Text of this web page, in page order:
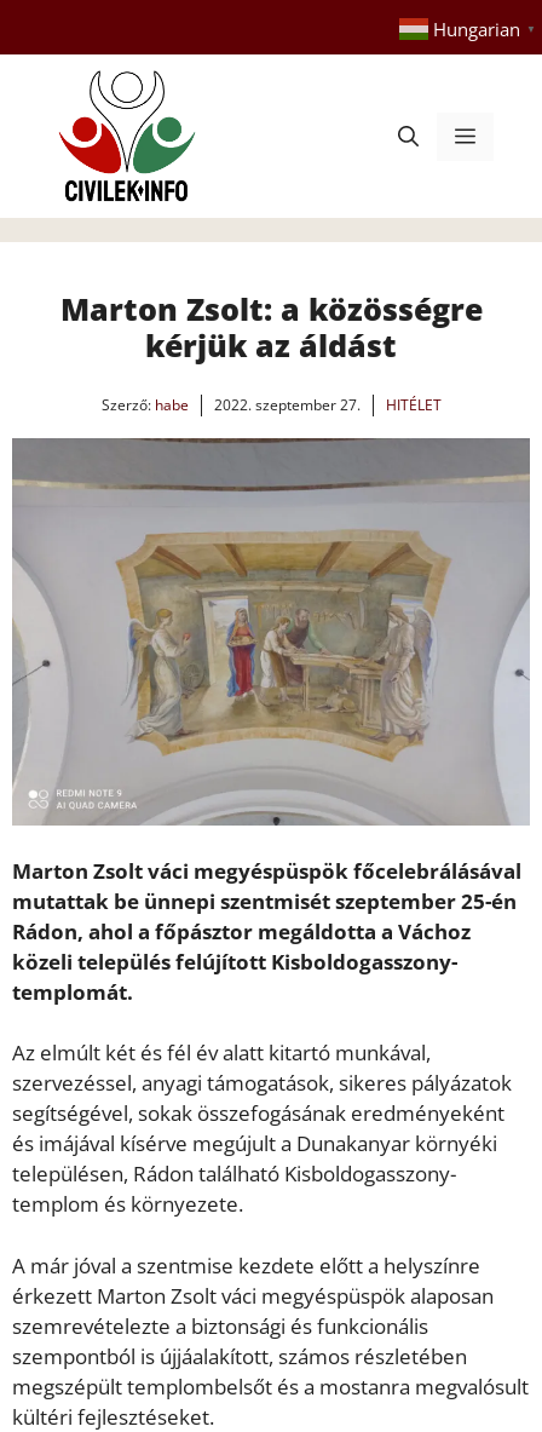
tartalomba
Hungarian ▼
Menü
Marton Zsolt: a közösségre
kérjük az áldást
Szerző: habe 2022. szeptember 27. HITÉLET
Marton Zsolt váci megyéspüspök főcelebrálásával
mutattak be ünnepi szentmisét szeptember 25-én
Rádon, ahol a főpásztor megáldotta a Váchoz
közeli település felújított Kisboldogasszony-
templomát.
Az elmúlt két és fél év alatt kitartó munkával,
szervezéssel, anyagi támogatások, sikeres pályázatok
segítségével, sokak összefogásának eredményeként
és imájával kísérve megújult a Dunakanyar környéki
településen, Rádon található Kisboldogasszony-
templom és környezete.
A már jóval a szentmise kezdete előtt a helyszínre
érkezett Marton Zsolt váci megyéspüspök alaposan
szemrevételezte a biztonsági és funkcionális
szempontból is újjáalakított, számos részletében
megszépült templombelsőt és a mostanra megvalósult
kültéri fejlesztéseket.